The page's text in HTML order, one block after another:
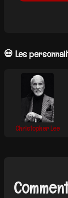
💀 Les
Christopher Lee